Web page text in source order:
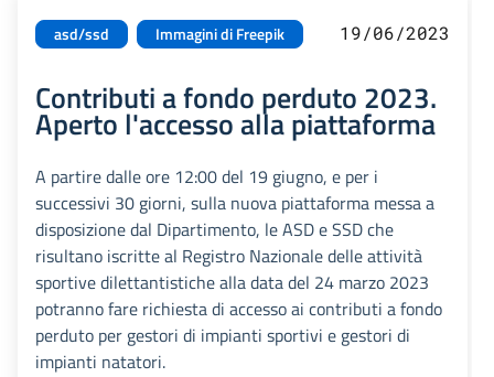
asd/ssd Immagini di Freepik 19/06/2023
Contributi a fondo perduto 2023.
Aperto l'accesso alla piattaforma
A partire dalle ore 12:00 del 19 giugno, e per i
successivi 30 giorni, sulla nuova piattaforma messa a
disposizione dal Dipartimento, le ASD e SSD che
risultano iscritte al Registro Nazionale delle attività
sportive dilettantistiche alla data del 24 marzo 2023
potranno fare richiesta di accesso ai contributi a fondo
perduto per gestori di impianti sportivi e gestori di
impianti natatori.